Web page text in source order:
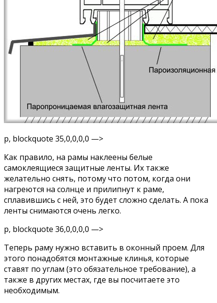
p, blockquote 35,0,0,0,0 —>
Как правило, на рамы наклеены белые
самоклеящиеся защитные ленты. Их также
желательно снять, потому что потом, когда они
нагреются на солнце и прилипнут к раме,
сплавившись с ней, это будет сложно сделать. А пока
ленты снимаются очень легко.
p, blockquote 36,0,0,0,0 —>
Теперь раму нужно вставить в оконный проем. Для
этого понадобятся монтажные клинья, которые
ставят по углам (это обязательное требование), а
также в других местах, где вы посчитаете это
необходимым.